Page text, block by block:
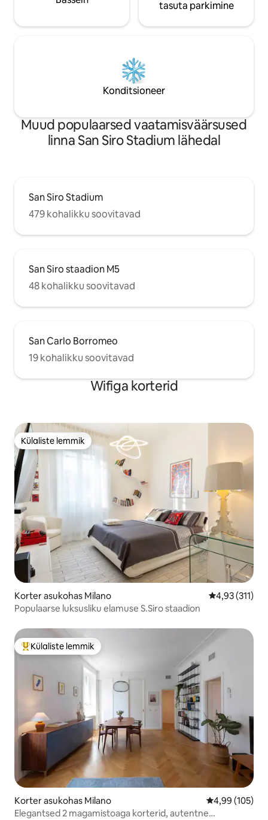
tasuta parkimine
Konditsioneer
Muud populaarsed vaatamisväärsused
linna San Siro Stadium lähedal
San Siro Stadium
479 kohalikku soovitavad
San Siro staadion M5
48 kohalikku soovitavad
San Carlo Borromeo
19 kohalikku soovitavad
Wifiga korterid
Külaliste lemmik
Külaliste lemmik
Korter asukohas Milano Keskmine
4,93 (311)
Populaarse luksusliku elamuse S.Siro staadion
Külaliste suur lemmik
Külaliste lemmik
Korter asukohas Milano Keskmine
4,99 (105)
Elegantsed 2 magamistoaga korterid, autentne